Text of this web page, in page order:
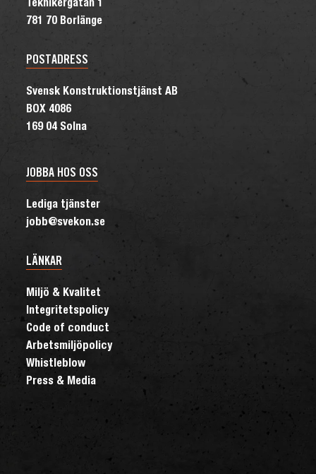
Teknikergatan 1
781 70 Borlänge
POSTADRESS
Svensk Konstruktionstjänst AB
BOX 4086
169 04 Solna
JOBBA HOS OSS
Lediga tjänster
jobb@svekon.se
LÄNKAR
Miljö & Kvalitet
Integritetspolicy
Code of conduct
Arbetsmiljöpolicy
Whistleblow
Press & Media